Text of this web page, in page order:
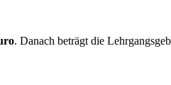
. Danach beträgt die